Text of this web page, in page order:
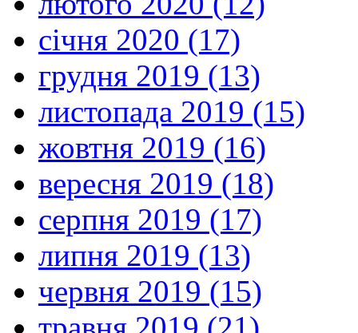
січня 2020 (17)
грудня 2019 (13)
листопада 2019 (15)
жовтня 2019 (16)
вересня 2019 (18)
серпня 2019 (17)
липня 2019 (13)
червня 2019 (15)